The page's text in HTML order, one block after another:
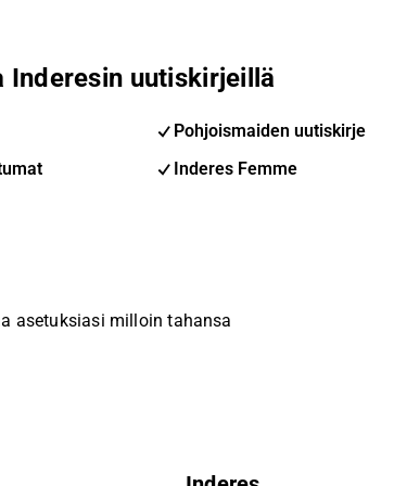
Inderesin uutiskirjeillä
Pohjoismaiden uutiskirje
Inderes Femme
asetuksiasi milloin tahansa